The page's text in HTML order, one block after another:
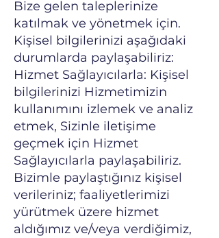
Bize gelen taleplerinize
katılmak ve yönetmek için.
Kişisel bilgilerinizi aşağıdaki
durumlarda paylaşabiliriz:
Hizmet Sağlayıcılarla: Kişisel
bilgilerinizi Hizmetimizin
kullanımını izlemek ve analiz
etmek, Sizinle iletişime
geçmek için Hizmet
Sağlayıcılarla paylaşabiliriz.
Bizimle paylaştığınız kişisel
verileriniz; faaliyetlerimizi
yürütmek üzere hizmet
aldığımız ve/veya verdiğimiz,